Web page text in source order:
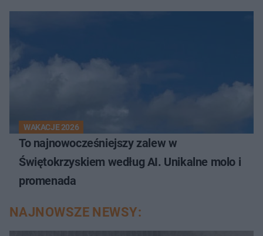
WAKACJE 2026
To najnowocześniejszy zalew w
Świętokrzyskiem według AI. Unikalne molo i
promenada
NAJNOWSZE NEWSY: